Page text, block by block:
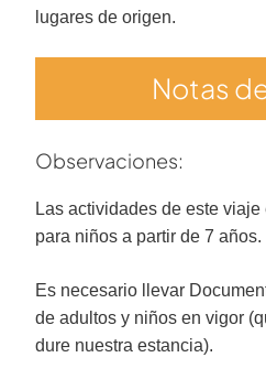
lugares de origen.
Notas
Observaciones:
Las actividades de este
para niños a partir de 7 años.
Es necesario llevar
de adultos y niños en vigor
dure nuestra estancia).